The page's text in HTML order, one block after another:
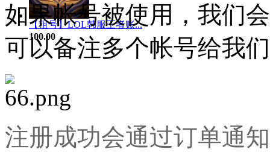
【租号】LOL韩服王者账...
100.00
如果帐号被使用，我们
可以备注多个帐号给我
注册成功会通过订单通